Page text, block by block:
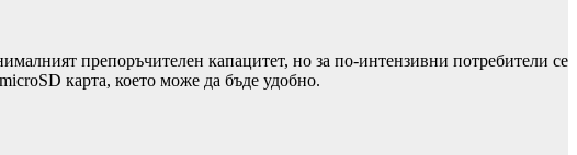
препоръчителен капацитет, но за по-интензивни потребители се
карта, което може да бъде удобно.